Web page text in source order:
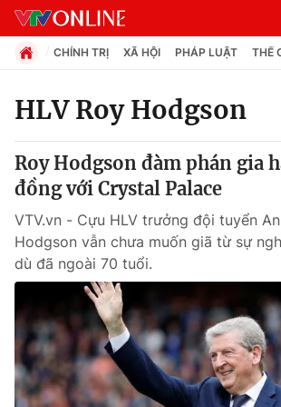
Chuyên mục
Chính trị
Xã hội
Pháp luật
Y tế
Thế giới
CHÍNH TRỊ XÃ HỘI PHÁP LUẬT THẾ
HLV Roy Hodgson
Roy Hodgson đàm phán gia
đồng với Crystal Palace
VTV.vn - Cựu HLV trưởng đội tuyển
Hodgson vẫn chưa muốn giã từ sự
dù đã ngoài 70 tuổi.